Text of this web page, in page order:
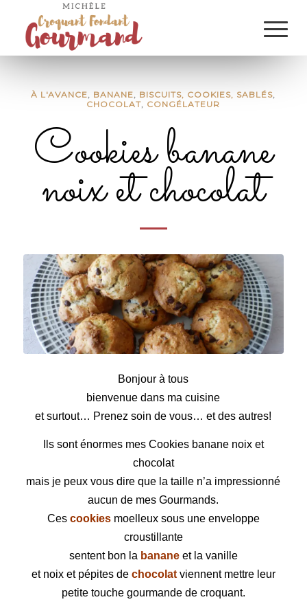
À L'AVANCE, BANANE, BISCUITS, COOKIES, SABLÉS,
CHOCOLAT, CONGÉLATEUR
Cookies banane
noix et chocolat
Bonjour à tous
bienvenue dans ma cuisine
et surtout… Prenez soin de vous… et des autres!
Ils sont énormes mes Cookies banane noix et
chocolat
mais je peux vous dire que la taille n’a impressionné
aucun de mes Gourmands.
Ces cookiesmoelleux sous une enveloppe
croustillante
sentent bon la bananeet la vanille
et noix et pépites de chocolatviennent mettre leur
petite touche gourmande de croquant.